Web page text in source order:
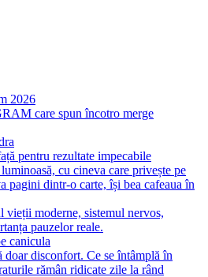
care spun încotro merge
pentru rezultate impecabile
vieții moderne, sistemul nervos,
pauzelor reale.
doar disconfort. Ce se întâmplă în
rămân ridicate zile la rând